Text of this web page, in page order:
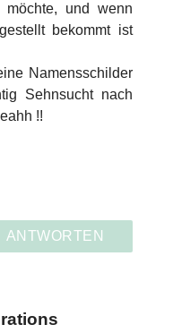
und wenn
bekommt ist
Namensschilder
Sehnsucht nach
!!
ANTWORTEN